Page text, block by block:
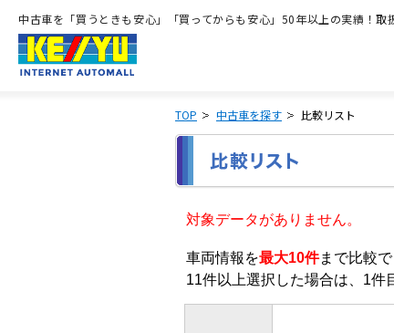
中古車を「買うときも安心」「買ってからも安心」50年以上の実績！取
TOP 中古車を探す 比較リスト
対象データがありません。
車両情報を最大10件まで比較で
11件以上選択した場合は、1件